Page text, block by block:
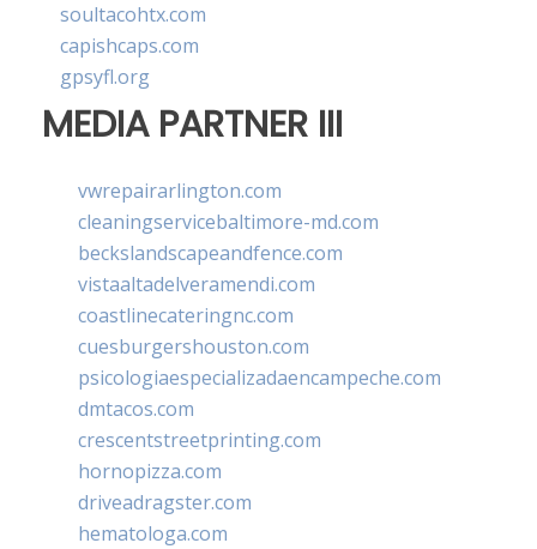
soultacohtx.com
capishcaps.com
gpsyfl.org
MEDIA PARTNER III
vwrepairarlington.com
cleaningservicebaltimore-md.com
beckslandscapeandfence.com
vistaaltadelveramendi.com
coastlinecateringnc.com
cuesburgershouston.com
psicologiaespecializadaencampeche.com
dmtacos.com
crescentstreetprinting.com
hornopizza.com
driveadragster.com
hematologa.com